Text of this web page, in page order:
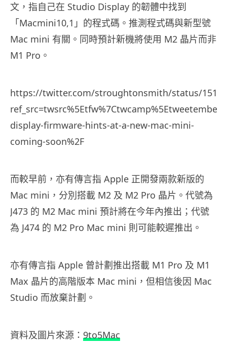
文，指自己在 Studio Display 的韌體中找到
「Macmini10,1」的程式碼。推測程式碼與新型號
Mac mini 有關。同時預計新機將使用 M2 晶片而非
M1 Pro。
https://twitter.com/stroughtonsmith/status/
display-firmware-hints-at-a-new-mac-mini-
coming-soon%2F
而較早前，亦有傳言指 Apple 正開發兩款新版的
Mac mini，分別搭載 M2 及 M2 Pro 晶片。代號為
J473 的 M2 Mac mini 預計將在今年內推出；代號
為 J474 的 M2 Pro Mac mini 則可能較遲推出。
亦有傳言指 Apple 曾計劃推出搭載 M1 Pro 及 M1
Max 晶片的高階版本 Mac mini，但相信後因 Mac
Studio 而放棄計劃。
資料及圖片來源： 9to5Mac